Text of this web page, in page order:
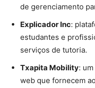
de gerenciamento
Explicador Inc:
estudantes e
serviços de tutoria.
Txapita Mobility:
web que fornecem